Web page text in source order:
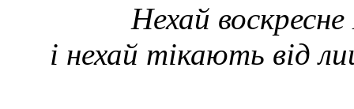
Нехай
і нехай тікають від